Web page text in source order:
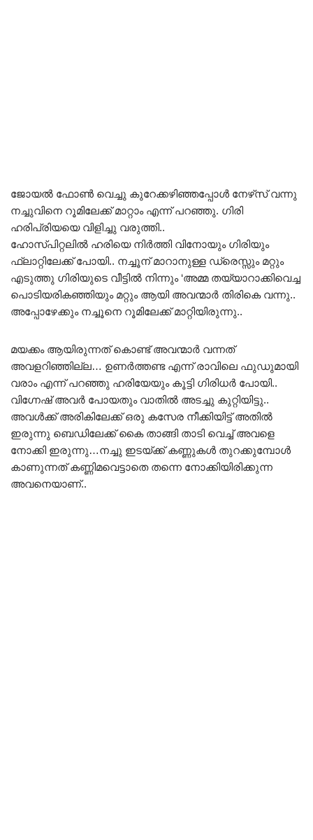
ജോയൽ ഫോൺ വെച്ചു കുറേക്കഴിഞ്ഞപ്പോൾ നേഴ്‌സ് വന്നു
നച്ചുവിനെ റൂമിലേക്ക് മാറ്റാം എന്ന് പറഞ്ഞു. ഗിരി
ഹരിപ്രിയയെ വിളിച്ചു വരുത്തി..
ഹോസ്പിറ്റലിൽ ഹരിയെ നിർത്തി വിനോയും ഗിരിയും
ഫ്ലാറ്റിലേക്ക് പോയി.. നച്ചൂന് മാറാനുള്ള ഡ്രെസ്സും മറ്റും
എടുത്തു ഗിരിയുടെ വീട്ടിൽ നിന്നും ‘അമ്മ തയ്യാറാക്കിവെച്ച
പൊടിയരികഞ്ഞിയും മറ്റും ആയി അവന്മാർ തിരികെ വന്നു..
അപ്പോഴേക്കും നച്ചൂനെ റൂമിലേക്ക് മാറ്റിയിരുന്നു..
മയക്കം ആയിരുന്നത് കൊണ്ട് അവന്മാർ വന്നത്
അവളറിഞ്ഞില്ല… ഉണർത്തണ്ട എന്ന് രാവിലെ ഫുഡുമായി
വരാം എന്ന് പറഞ്ഞു ഹരിയേയും കൂട്ടി ഗിരിധർ പോയി..
വിഗ്നേഷ് അവർ പോയതും വാതിൽ അടച്ചു കുറ്റിയിട്ടു..
അവൾക്ക് അരികിലേക്ക് ഒരു കസേര നീക്കിയിട്ട് അതിൽ
ഇരുന്നു ബെഡിലേക്ക് കൈ താങ്ങി താടി വെച്ച് അവളെ
നോക്കി ഇരുന്നു…നച്ചു ഇടയ്ക്ക് കണ്ണുകൾ തുറക്കുമ്പോൾ
കാണുന്നത് കണ്ണിമവെട്ടാതെ തന്നെ നോക്കിയിരിക്കുന്ന
അവനെയാണ്..